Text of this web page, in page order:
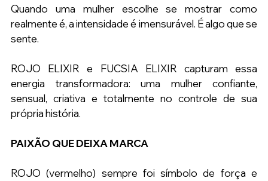
Quando uma mulher escolhe se mostrar como
realmente é, a intensidade é imensurável. É algo que se
sente.
ROJO ELIXIR e FUCSIA ELIXIR capturam essa
energia transformadora: uma mulher confiante,
sensual, criativa e totalmente no controle de sua
própria história.
PAIXÃO QUE DEIXA MARCA
ROJO (vermelho) sempre foi símbolo de força e